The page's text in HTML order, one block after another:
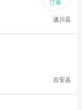
遂川县
吉安县